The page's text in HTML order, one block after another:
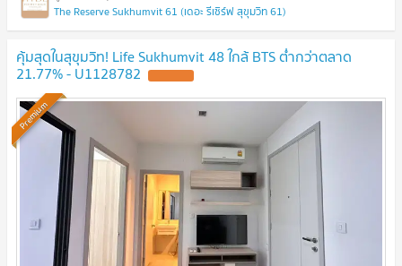
The Reserve Sukhumvit 61 (เดอะ รีเซิร์ฟ สุขุมวิท 61)
คุ้มสุดในสุขุมวิท! Life Sukhumvit 48 ใกล้ BTS ต่ำกว่าตลาด
21.77% - U1128782
Premium